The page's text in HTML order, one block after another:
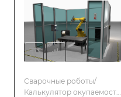
Сварочные роботы/
Калькулятор окупаемости